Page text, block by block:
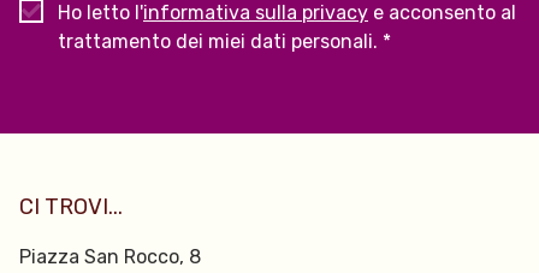
Ho letto l'informativa sulla privacy e acconsento al
trattamento dei miei dati personali. *
CI TROVI...
Piazza San Rocco, 8